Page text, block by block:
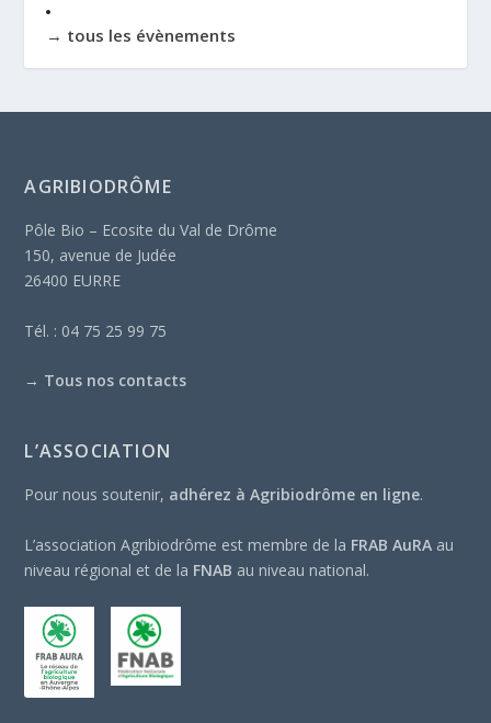
→ tous les évènements
AGRIBIODRÔME
Pôle Bio – Ecosite du Val de Drôme
150, avenue de Judée
26400 EURRE
Tél. : 04 75 25 99 75
→ Tous nos contacts
L’ASSOCIATION
Pour nous soutenir, adhérez à Agribiodrôme en ligne.
L’association Agribiodrôme est membre de la FRAB AuRA au
niveau régional et de la FNAB au niveau national.